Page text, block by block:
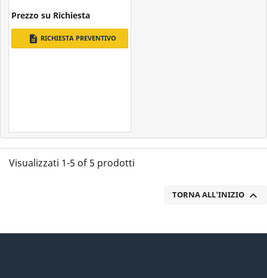
Prezzo su Richiesta
description RICHIESTA PREVENTIVO
Visualizzati 1-5 of 5 prodotti
TORNA ALL'INIZIO 